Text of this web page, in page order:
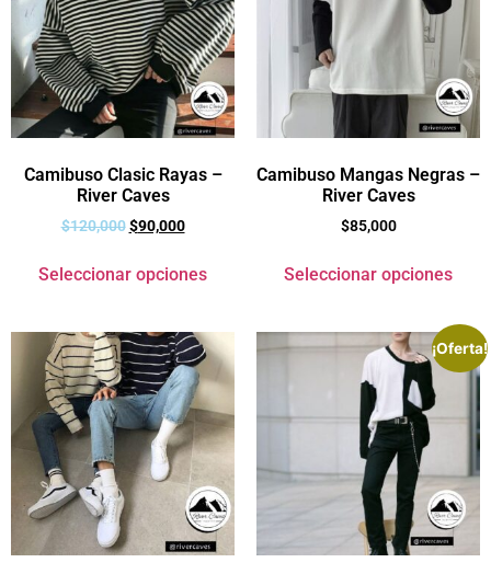
Camibuso Clasic Rayas –
River Caves
$120,000 $90,000
Seleccionar opciones
Camibuso Mangas Negras –
River Caves
$85,000
Seleccionar opciones
¡Oferta!